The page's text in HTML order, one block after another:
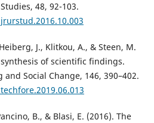
48, 92-103.
J., Klitkou, A., & Steen, M.
of scientific findings.
Social Change, 146, 390–402.
B., & Blasi, E. (2016). The